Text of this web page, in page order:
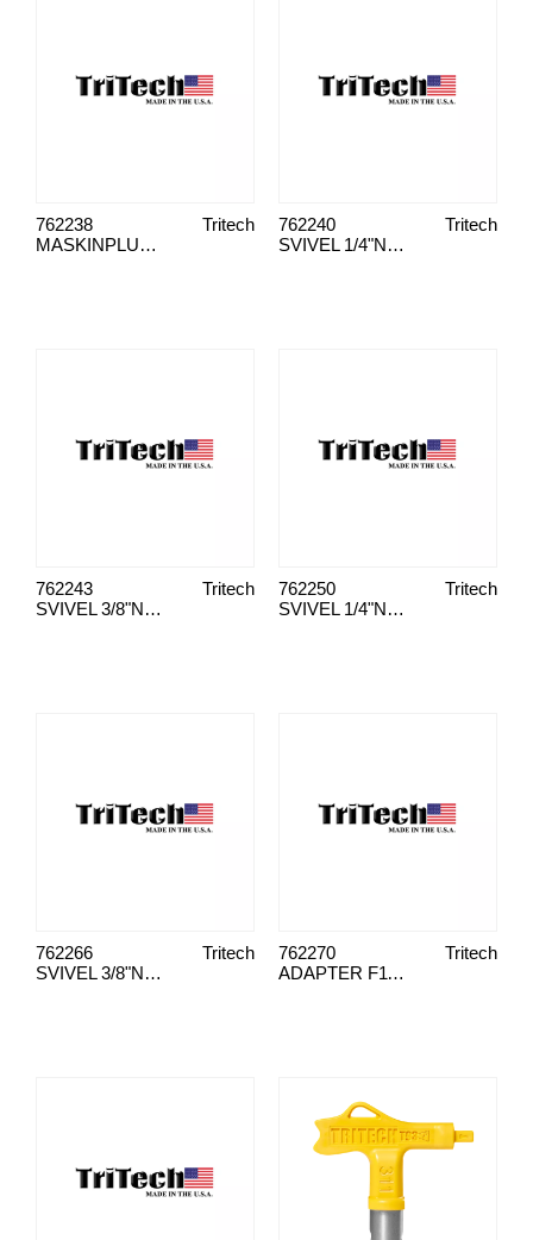
MASKINPLUGG 3/8" NPS HANE
Tritech
762238
SVIVEL 1/4"NPT(M)X1/4"NPS(F)FS
Tritech
762240
SVIVEL 3/8"NPS(M)X3/8"NPS(F)
Tritech
762243
SVIVEL 1/4"NPS(M)X1/4"NPS(F)
Tritech
762250
SVIVEL 3/8"NPT(M)X1/4"NPS(F)
Tritech
762266
ADAPTER F11/16"XG7/8"
Tritech
762270